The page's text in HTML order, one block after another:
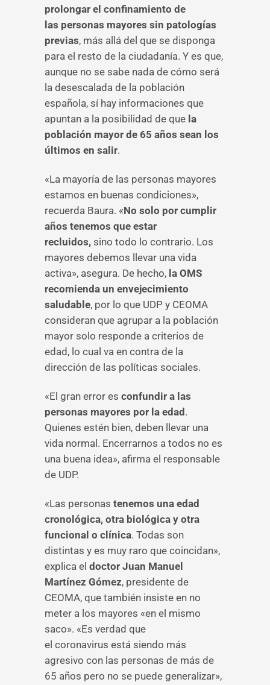
prolongar el confinamiento de
las personas mayores sin patologías
previas, más allá del que se disponga
para el resto de la ciudadanía. Y es que,
aunque no se sabe nada de cómo será
la desescalada de la población
española, sí hay informaciones que
apuntan a la posibilidad de que la
población mayor de 65 años sean los
últimos en salir.
«La mayoría de las personas mayores
estamos en buenas condiciones»,
recuerda Baura. «No solo por cumplir
años tenemos que estar
recluidos, sino todo lo contrario. Los
mayores debemos llevar una vida
activa», asegura. De hecho, la OMS
recomienda un envejecimiento
saludable, por lo que UDP y CEOMA
consideran que agrupar a la población
mayor solo responde a criterios de
edad, lo cual va en contra de la
dirección de las políticas sociales.
«El gran error es confundir a las
personas mayores por la edad .
Quienes estén bien, deben llevar una
vida normal. Encerrarnos a todos no es
una buena idea», afirma el responsable
de UDP.
«Las personas tenemos una edad
cronológica, otra biológica y otra
funcional o clínica. Todas son
distintas y es muy raro que coincidan»,
explica el doctor Juan Manuel
Martínez Gómez, presidente de
CEOMA, que también insiste en no
meter a los mayores «en el mismo
saco». «Es verdad que
el coronavirus está siendo más
agresivo con las personas de más de
65 años pero no se puede generalizar»,